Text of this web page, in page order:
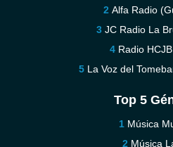
Alfa Radio
JC Radio La
Radio
La Voz del
Top 5
Música
Música